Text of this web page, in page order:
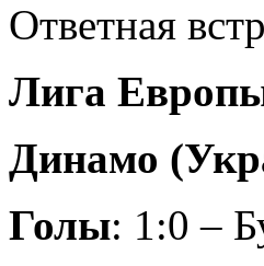
Ответная
Лига
Динамо
Голы: 1:0 –